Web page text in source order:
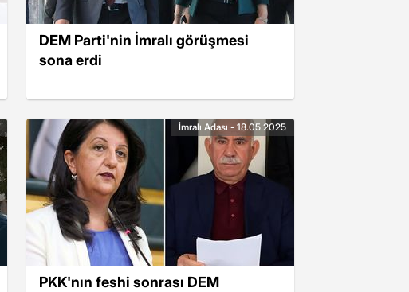
DEM Parti'nin İmralı görüşmesi
sona erdi
PKK'nın feshi sonrası DEM
İmralı Adası - 18.05.2025